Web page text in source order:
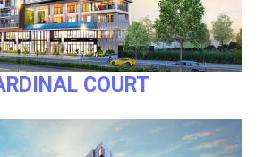
COURT